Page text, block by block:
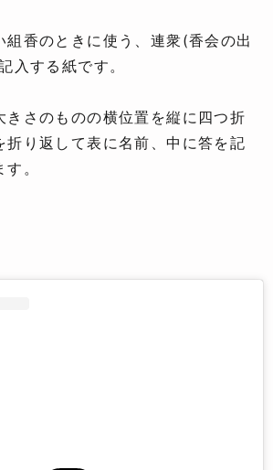
組香のときに使う、連衆(香会の出
入する紙です。
きさのものの横位置を縦に四つ折
折り返して表に名前、中に答を記
。